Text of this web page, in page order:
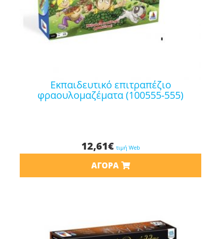
εκπαιδευτικό επιτραπέζιο
φραουλομαζέματα (100555-555)
12,61€ τιμή Web
ΑΓΟΡΆ